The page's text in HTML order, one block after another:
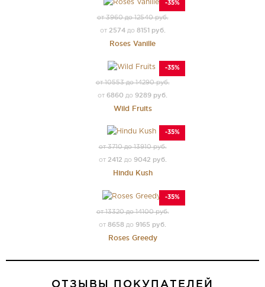
-35%
от 3960 до 12540 руб.
от 2574до 8151 руб.
Roses Vanille
-35%
от 10553 до 14290 руб.
от 6860 до 9289 руб.
Wild Fruits
-35%
от 3710 до 13910 руб.
от 2412 до 9042 руб.
Hindu Kush
-35%
от 13320 до 14100 руб.
от 8658 до 9165 руб.
Roses Greedy
ОТЗЫВЫ ПОКУПАТЕЛЕЙ